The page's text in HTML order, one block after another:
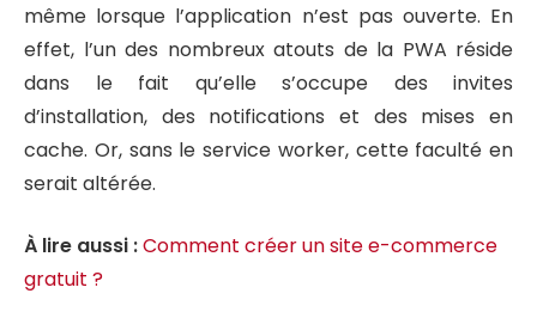
même lorsque l’application n’est pas ouverte. En
effet, l’un des nombreux atouts de la PWA réside
dans le fait qu’elle s’occupe des invites
d’installation, des notifications et des mises en
cache. Or, sans le service worker, cette faculté en
serait altérée.
À lire aussi :Comment créer un site e-commerce
gratuit ?